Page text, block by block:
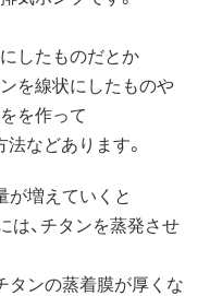
したものだとか
を線状にしたものや
を作って
などあります。
が増えていくと
は、チタンを蒸発させ
タンの蒸着膜が厚くな